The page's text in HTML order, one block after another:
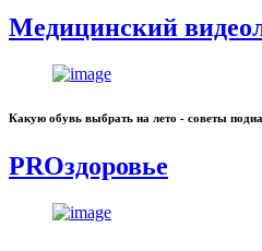
Медицинский
Какую обувь выбрать на лето - советы
PROздоровье